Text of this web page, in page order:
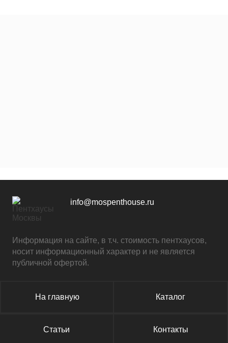
info@mospenthouse.ru
Информация на сайте, в т.ч. стоимость пентхаусов,
носит информационный характер и не является
публичной офертой.
На главную Каталог
Статьи Контакты